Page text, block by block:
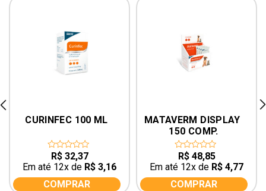
CURINFEC 100 ML
out
of
5
R$32,37
Em até 12x de R$ 3,16
COMPRAR
MATAVERM DISPLAY
150 COMP.
out
of
5
R$48,85
Em até 12x de R$ 4,77
COMPRAR